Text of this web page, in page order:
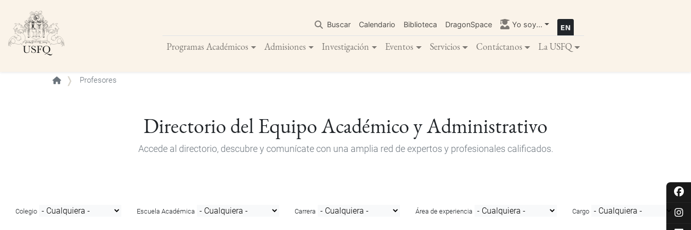
contenido
principal
Buscar Calendario Biblioteca DragonSpace Yo soy...
Programas Académicos Admisiones Investigación Eventos Servicios Contáctanos La USFQ
Buscar
Profesores
Directorio del Equipo Académico y Administrativo
Accede al directorio, descubre y comunícate con una amplia red de expertos y profesionales calificados.
Colegio Escuela Académica Carrera Área de experiencia Cargo